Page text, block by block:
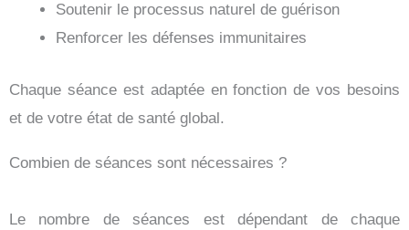
Soutenir le processus naturel de guérison
Renforcer les défenses immunitaires
Chaque séance est adaptée en fonction de vos besoins
et de votre état de santé global.
Combien de séances sont nécessaires ?
Le nombre de séances est dépendant de chaque